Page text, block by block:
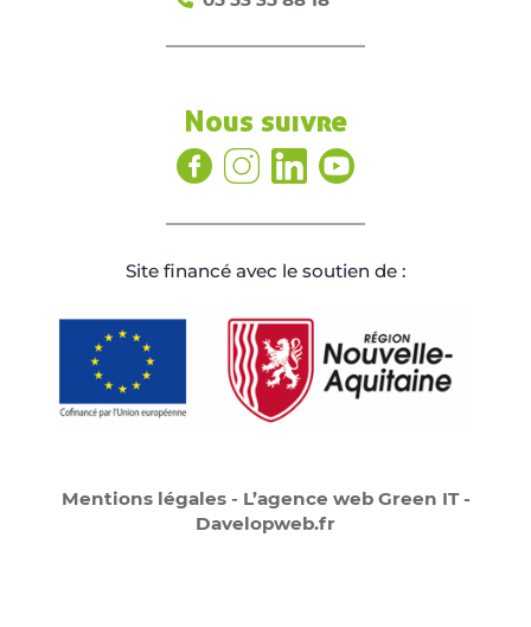
Nous suivre
Site ﬁnancé avec le soutien de :
Mentions légales- L’agence web Green IT -
Davelopweb.fr